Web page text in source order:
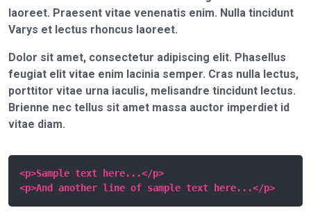
laoreet. Praesent vitae venenatis enim. Nulla tincidunt
Varys et lectus rhoncus laoreet.
Dolor sit amet, consectetur adipiscing elit. Phasellus
feugiat elit vitae enim lacinia semper. Cras nulla lectus,
porttitor vitae urna iaculis, melisandre tincidunt lectus.
Brienne nec tellus sit amet massa auctor imperdiet id
vitae diam.
<p>Sample text here...</p>
<p>And another line of sample text here...</p>